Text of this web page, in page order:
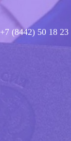
+7 (8442) 50 18 23